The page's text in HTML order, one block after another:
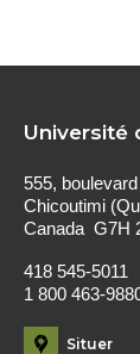
Université
555,
Chicoutimi
Canada G7H
418 545-5011
1 800 463-
Situer